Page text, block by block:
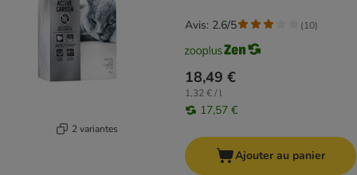
2 variantes
18,49 €
1,32 € / l
17,57 €
Avis: 2.6/5 (10)
Ajouter au panier